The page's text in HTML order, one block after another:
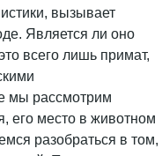
вызывает
Является ли оно
всего лишь примат,
мы рассмотрим
его место в животном
разобраться в том,